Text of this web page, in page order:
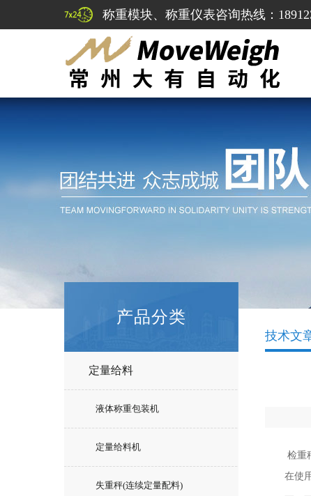
称重模块、称重仪表咨询热线：
产品分类
定量给料
液体称重包装机
定量给料机
失重秤(连续定量配料)
技术文
检重秤
在使用